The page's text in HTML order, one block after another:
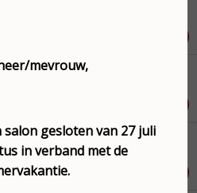
47,50
mevrouw,
gesloten van 27 juli
in verband met de